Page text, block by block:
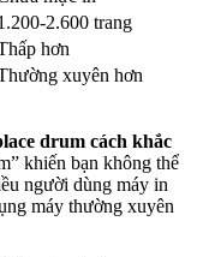
2.600 trang
hơn
xuyên hơn
drum cách khắc
khiến bạn không thể
người dùng máy in
máy thường xuyên